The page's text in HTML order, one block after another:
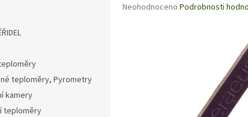
teploměry, Pyrometry
kamery
teploměry
Průměrné
Neohodnoceno Podrobnosti